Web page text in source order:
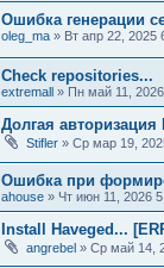
Ошибка генерации
oleg_ma » Вт апр 22, 2025
Check repositories...
extremall » Пн май 11,
Долгая авторизация
Stifler » Ср мар 19,
Ошибка при
ahouse » Чт июн 11, 2026
Install Haveged...
angrebel » Ср май 14,